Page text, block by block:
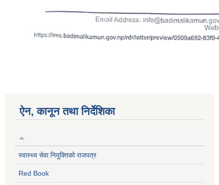
ऐन, कानून तथा निर्देशिका
स्वास्थ्य सेवा नियुक्तिको राजपत्र
Red Book